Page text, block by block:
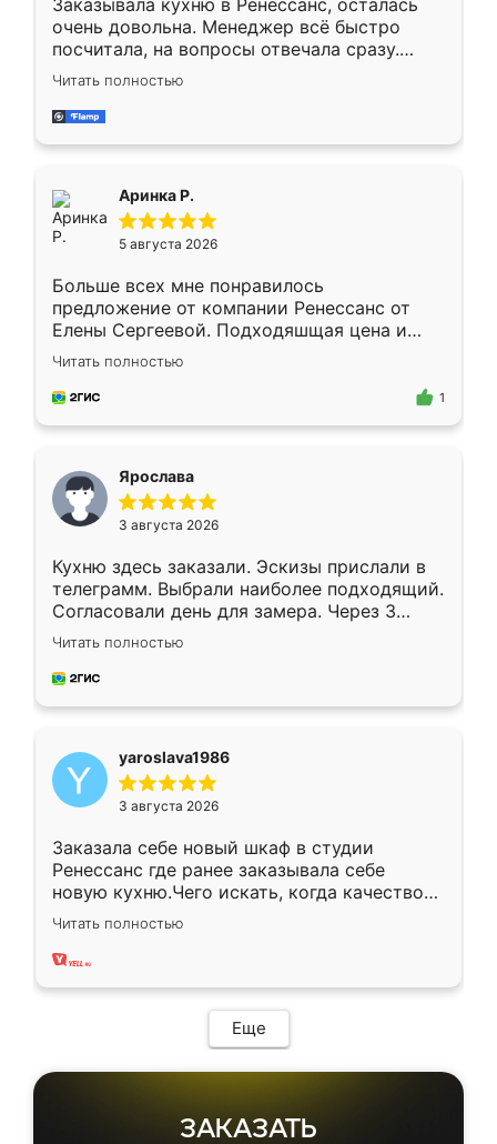
Заказывала кухню в Ренессанс, осталась
очень довольна. Менеджер всё быстро
посчитала, на вопросы отвечала сразу.
Замерщик приехал в субботу, подошёл к
делу со всей ответственностью. Собрали
за день, ребята работали аккуратно, даже
Читать полностью
Аринка Р.
5 августа 2026
Больше всех мне понравилось
предложение от компании Ренессанс от
Елены Сергеевой. Подходяшщая цена и
короткие сроки изготовления. Приехавший
для замера сотрудник Владислав
предложил по моему эскизу самый
Читать полностью
1
Ярослава
3 августа 2026
Кухню здесь заказали. Эскизы прислали в
телеграмм. Выбрали наиболее подходящий.
Согласовали день для замера. Через 3
недели кухня была уже готова. Остались
довольны работой. Спасибо Ренессанс
мебель за качественную работу!
Читать полностью
yaroslava1986
3 августа 2026
Заказала себе новый шкаф в студии
Ренессанс где ранее заказывала себе
новую кухню.Чего искать, когда качеством
вполне довольна. Служит кухня уже почти
два года, нареканий нет.
Читать полностью
Еще
ЗАКАЗАТЬ